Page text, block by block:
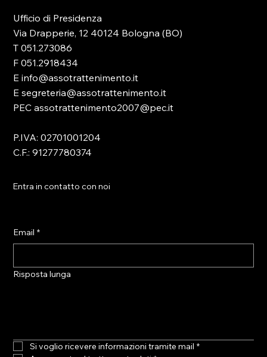
Ufficio di Presidenza
Via Drapperie, 12 40124 Bologna (BO)
T 051.273086
F 051.2918434
E info@assotrattenimento.it
E segreteria@assotrattenimento.it
PEC assotrattenimento2007@pec.it
P.IVA: 02701001204
C.F.: 91277780374
Entra in contatto con noi
Email *
Risposta lunga
Si voglio ricevere informazioni tramite mail *